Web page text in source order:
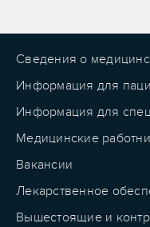
Сведения о
Информация для
Информация для
Медицинские
Вакансии
Лекарственное
Вышестоящие и